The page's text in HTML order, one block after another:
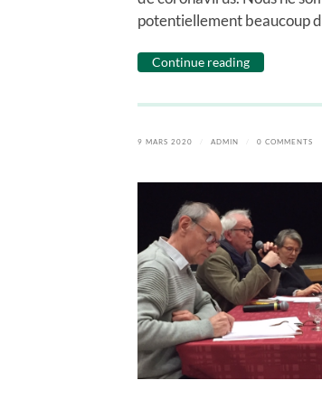
potentiellement beaucoup
Continue reading
9 MARS 2020 ADMIN 0 COMMENTS